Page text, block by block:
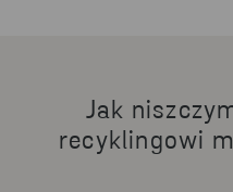
Jak
recyklingowi